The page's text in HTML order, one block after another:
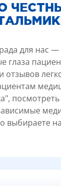
для нас
глаза
отзывов
выбираете